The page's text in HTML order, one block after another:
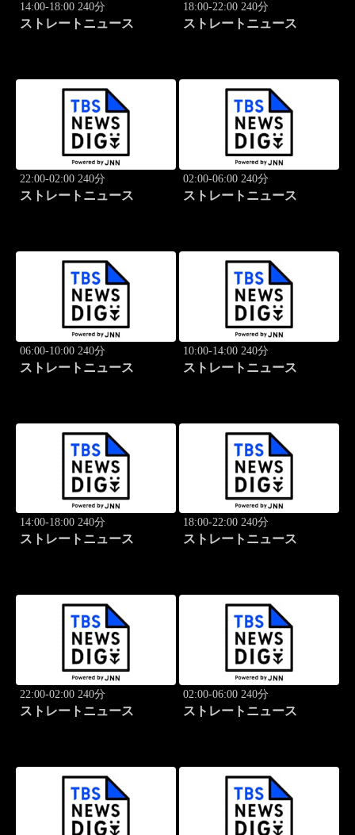
14:00-18:00 240分
ストレートニュース
18:00-22:00 240分
ストレートニュース
22:00-02:00 240分
ストレートニュース
02:00-06:00 240分
ストレートニュース
06:00-10:00 240分
ストレートニュース
10:00-14:00 240分
ストレートニュース
14:00-18:00 240分
ストレートニュース
18:00-22:00 240分
ストレートニュース
22:00-02:00 240分
ストレートニュース
02:00-06:00 240分
ストレートニュース